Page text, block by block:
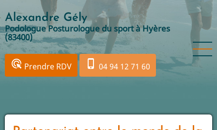
au
contenu
principal
Alexandre Gély
Podologue Posturologue du sport à Hyères
(83400)
ads_click Prendre RDV phone_iphone 04 94 12 71 60